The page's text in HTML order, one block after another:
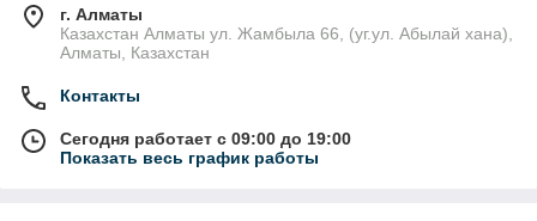
г. Алматы
Казахстан Алматы ул. Жамбыла 66, (уг.ул. Абылай хана),
Алматы, Казахстан
Контакты
Сегодня работает с 09:00 до 19:00
Показать весь график работы